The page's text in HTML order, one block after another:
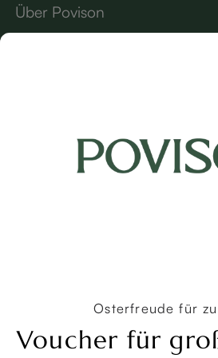
Über Povison
UNSERE MARKEN
Osterfreude für
Voucher für